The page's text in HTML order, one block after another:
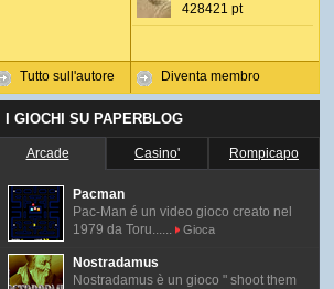
Tutto sull'autore
428421 pt
Diventa membro
I GIOCHI SU PAPERBLOG
Arcade Casino' Rompicapo
Pacman
Pac-Man é un video gioco creato nel
1979 da Toru......
Gioca
Nostradamus
Nostradamus è un gioco " shoot them